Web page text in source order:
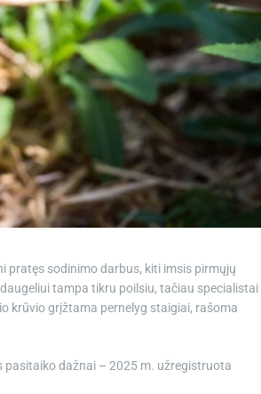
d
m
e
pratęs sodinimo darbus, kiti imsis pirmųjų
tampa tikru poilsiu, tačiau specialistai
krūvio grįžtama pernelyg staigiai, rašoma
pasitaiko dažnai – 2025 m. užregistruota